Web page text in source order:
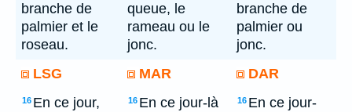
branche de
palmier et le
roseau.
queue, le
rameau ou le
jonc.
branche de
palmier ou
jonc.
LSG
MAR DAR
16 En ce jour,
16 En ce jour-là
16 En ce jour-